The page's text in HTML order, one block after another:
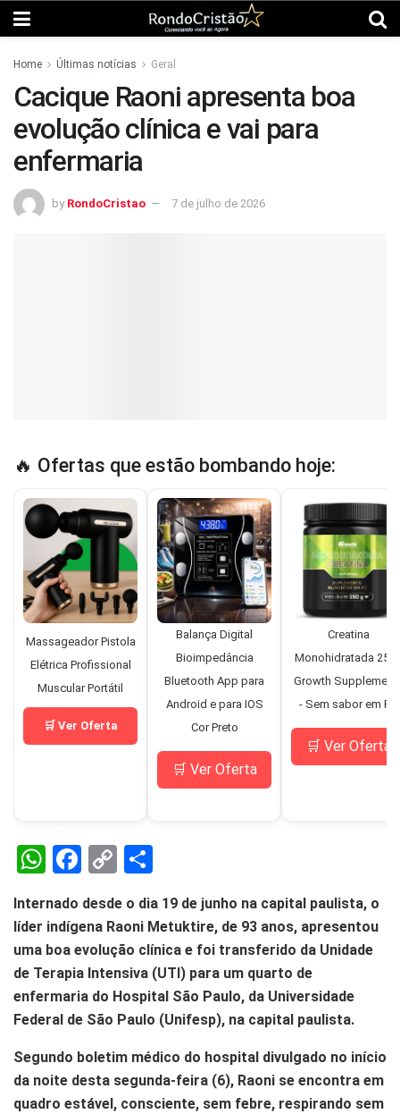
Home Últimas notícias Geral
Cacique Raoni apresenta boa
evolução clínica e vai para
enfermaria
by RondoCristao 7 de julho de 2026
🔥 Ofertas que estão bombando hoje:
Massageador Pistola
Elétrica Profissional
Muscular Portátil
🛒 Ver Oferta
Balança Digital
Bioimpedância
Bluetooth App para
Android e para IOS
Cor Preto
🛒 Ver Oferta
Creatina
Monohidratada
Growth
- Sem sabor em Pó
🛒 Ver Oferta
W
at
s
A
p
p
F
ce
b
o
o
k
C
py
Li
n
k
ar
e
Internado desde o dia 19 de junho na capital paulista, o
líder indígena Raoni Metuktire, de 93 anos, apresentou
uma boa evolução clínica e foi transferido da Unidade
de Terapia Intensiva (UTI) para um quarto de
enfermaria do Hospital São Paulo, da Universidade
Federal de São Paulo (Unifesp), na capital paulista.
Segundo boletim médico do hospital divulgado no início
da noite desta segunda-feira (6), Raoni se encontra em
quadro estável, consciente, sem febre, respirando sem